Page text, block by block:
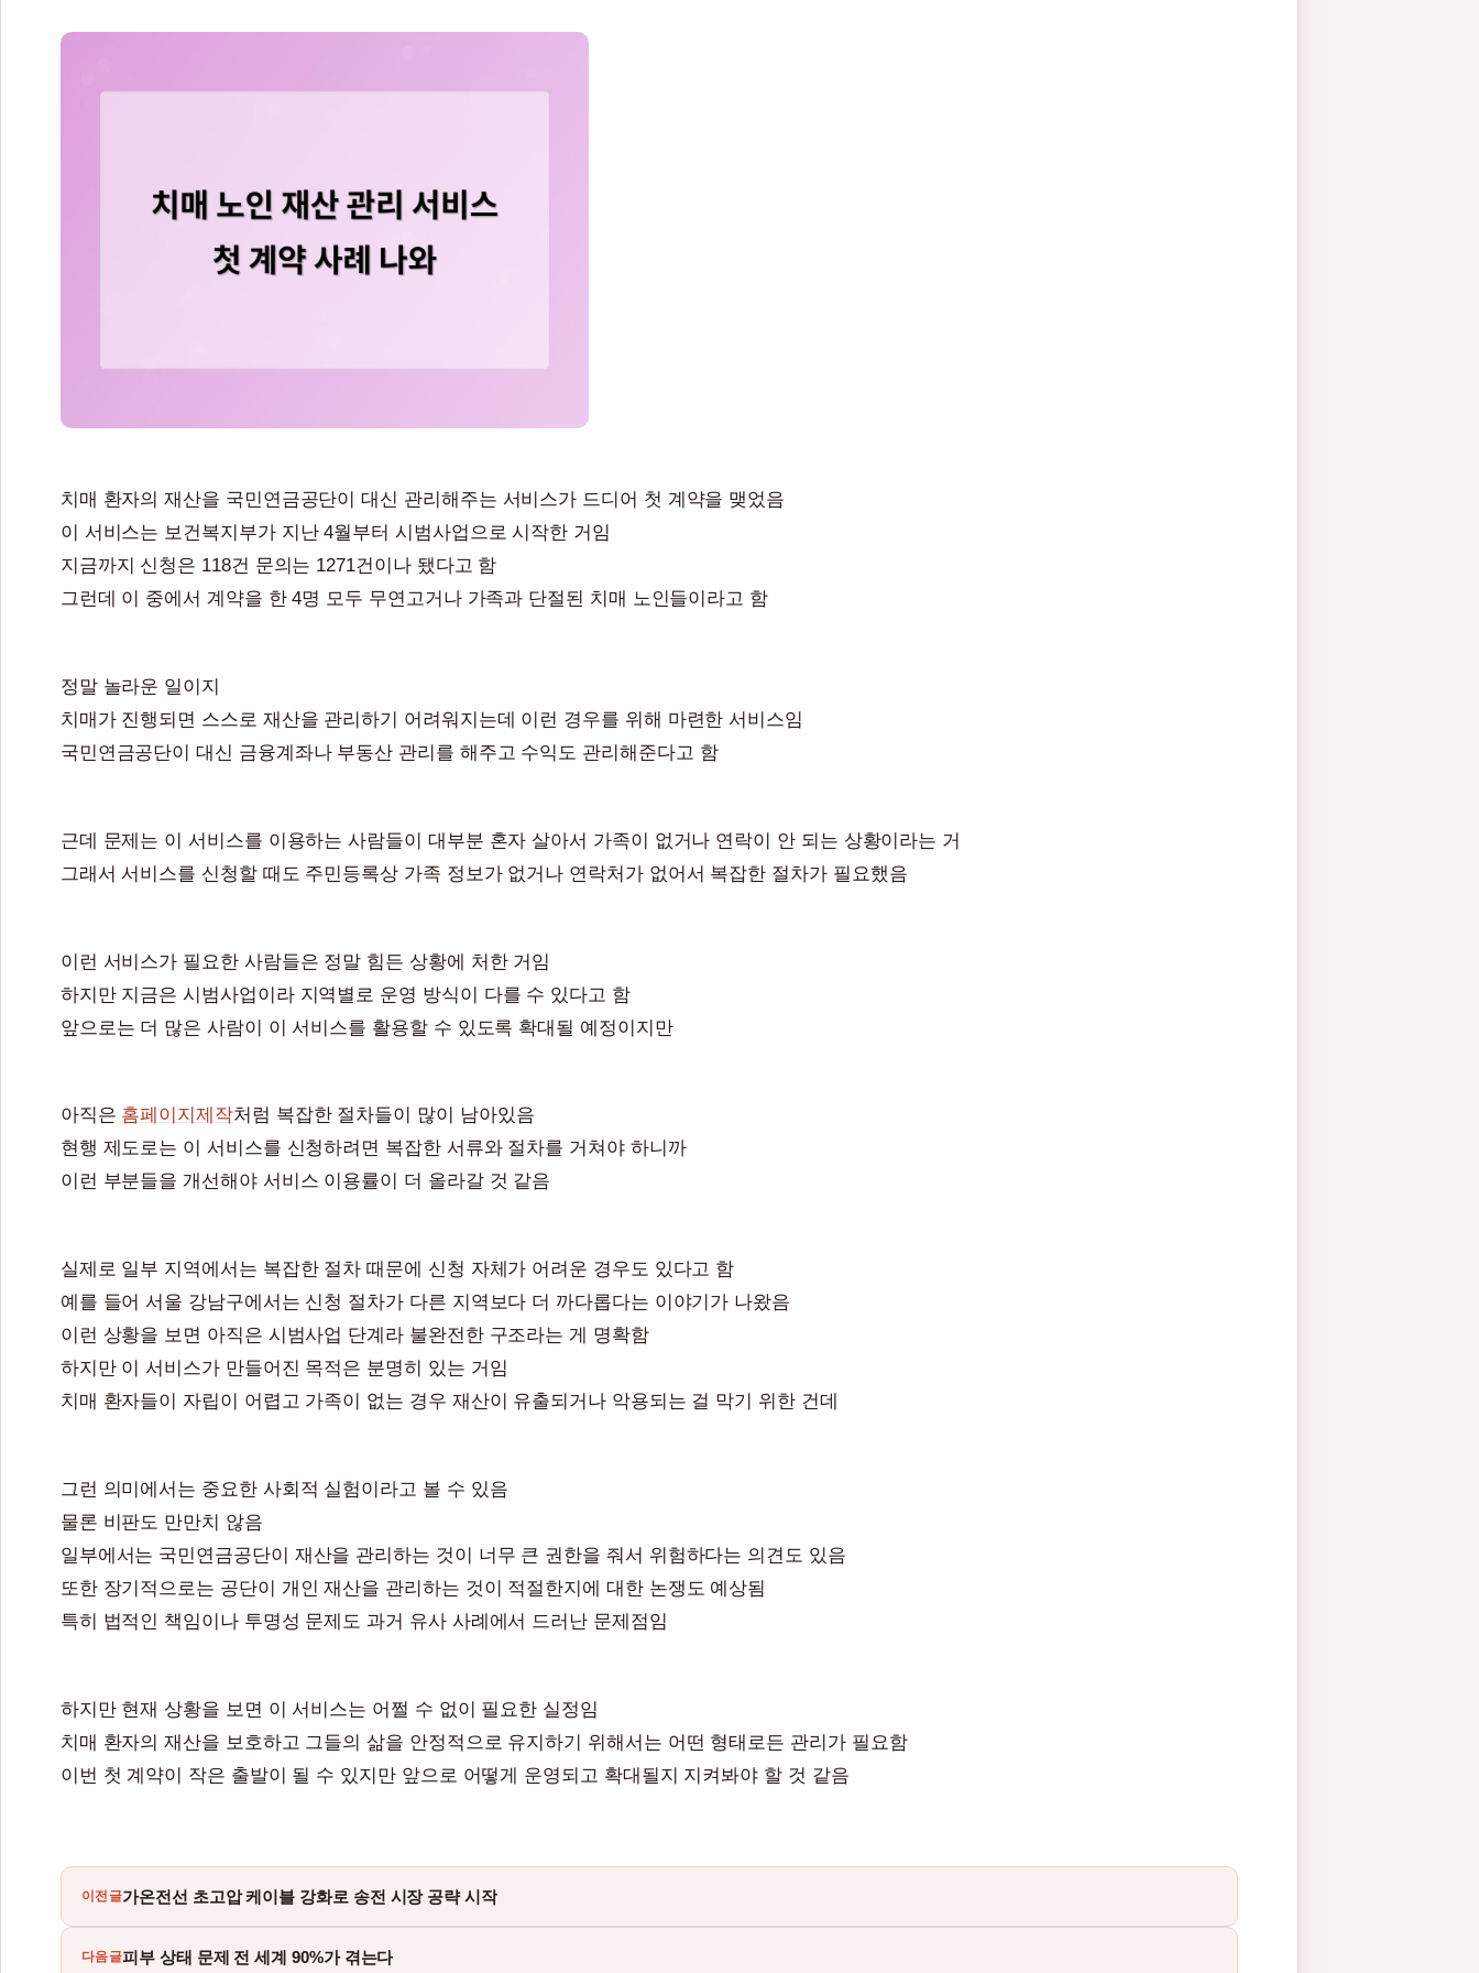
치매 환자의 재산을 국민연금공단이 대신 관리해주는 서비스가 드디어 첫 계약을 맺었음
이 서비스는 보건복지부가 지난 4월부터 시범사업으로 시작한 거임
지금까지 신청은 118건 문의는 1271건이나 됐다고 함
그런데 이 중에서 계약을 한 4명 모두 무연고거나 가족과 단절된 치매 노인들이라고 함
정말 놀라운 일이지
치매가 진행되면 스스로 재산을 관리하기 어려워지는데 이런 경우를 위해 마련한 서비스임
국민연금공단이 대신 금융계좌나 부동산 관리를 해주고 수익도 관리해준다고 함
근데 문제는 이 서비스를 이용하는 사람들이 대부분 혼자 살아서 가족이 없거나 연락이 안 되는 상황이라는 거
그래서 서비스를 신청할 때도 주민등록상 가족 정보가 없거나 연락처가 없어서 복잡한 절차가 필요했음
이런 서비스가 필요한 사람들은 정말 힘든 상황에 처한 거임
하지만 지금은 시범사업이라 지역별로 운영 방식이 다를 수 있다고 함
앞으로는 더 많은 사람이 이 서비스를 활용할 수 있도록 확대될 예정이지만
아직은 홈페이지제작처럼 복잡한 절차들이 많이 남아있음
현행 제도로는 이 서비스를 신청하려면 복잡한 서류와 절차를 거쳐야 하니까
이런 부분들을 개선해야 서비스 이용률이 더 올라갈 것 같음
실제로 일부 지역에서는 복잡한 절차 때문에 신청 자체가 어려운 경우도 있다고 함
예를 들어 서울 강남구에서는 신청 절차가 다른 지역보다 더 까다롭다는 이야기가 나왔음
이런 상황을 보면 아직은 시범사업 단계라 불완전한 구조라는 게 명확함
하지만 이 서비스가 만들어진 목적은 분명히 있는 거임
치매 환자들이 자립이 어렵고 가족이 없는 경우 재산이 유출되거나 악용되는 걸 막기 위한 건데
그런 의미에서는 중요한 사회적 실험이라고 볼 수 있음
물론 비판도 만만치 않음
일부에서는 국민연금공단이 재산을 관리하는 것이 너무 큰 권한을 줘서 위험하다는 의견도 있음
또한 장기적으로는 공단이 개인 재산을 관리하는 것이 적절한지에 대한 논쟁도 예상됨
특히 법적인 책임이나 투명성 문제도 과거 유사 사례에서 드러난 문제점임
하지만 현재 상황을 보면 이 서비스는 어쩔 수 없이 필요한 실정임
치매 환자의 재산을 보호하고 그들의 삶을 안정적으로 유지하기 위해서는 어떤 형태로든 관리가 필요함
이번 첫 계약이 작은 출발이 될 수 있지만 앞으로 어떻게 운영되고 확대될지 지켜봐야 할 것 같음
이전글가온전선 초고압 케이블 강화로 송전 시장 공략 시작
다음글피부 상태 문제 전 세계 90%가 겪는다